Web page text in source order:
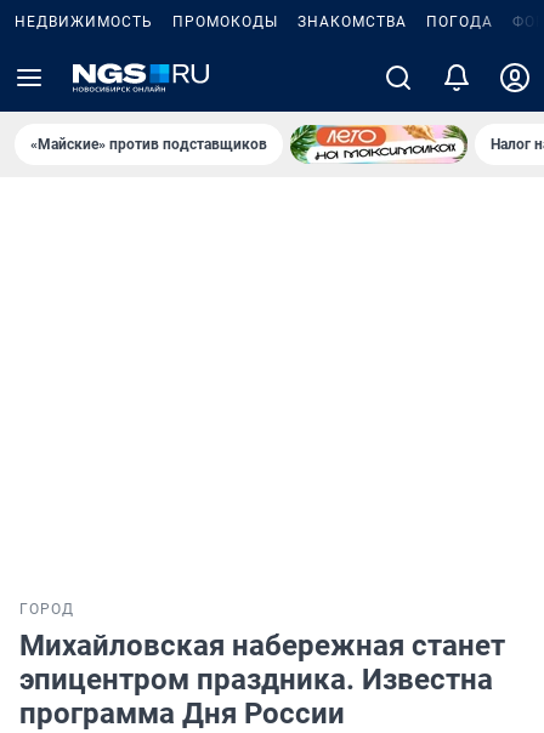
НЕДВИЖИМОСТЬ ПРОМОКОДЫ ЗНАКОМСТВА ПОГОДА
«Майские» против подставщиков Налог
ГОРОД
Михайловская набережная станет
эпицентром праздника. Известна
программа Дня России